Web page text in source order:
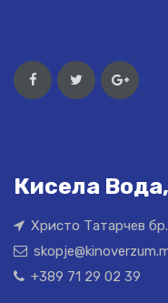
Кисела
Христо Татарчев
+389 71 29 02 39